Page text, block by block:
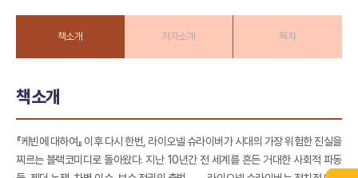
책소개 저자소개 목차
책소개
『케빈에 대하여』 이후 다시 한번, 라이오넬 슈라이버가 시대의 가장 위험한 진실을
찌르는 블랙코미디로 돌아왔다. 지난 10년간 전 세계를 흔든 거대한 사회적 파동